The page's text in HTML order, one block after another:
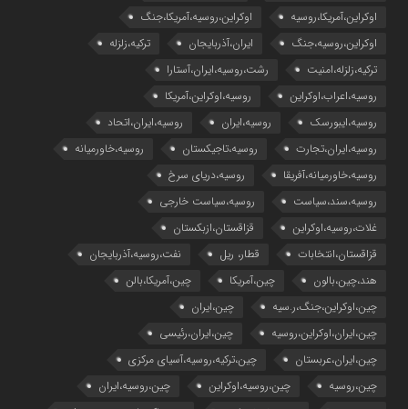
اوکراین،آمریکا،روسیه
اوکراین،روسیه،آمریکا،جنگ
اوکراین،روسیه،جنگ
ایران،آذربایجان
ترکیه،زلزله
ترکیه،زلزله،امنیت
رشت،روسیه،ایران،آستارا
روسیه،اعراب،اوکراین
روسیه،اوکراین،آمریکا
روسیه،ایبورسک
روسیه،ایران
روسیه،ایران،اتحاد
روسیه،ایران،تجارت
روسیه،تاجیکستان
روسیه،خاورمیانه
روسیه،خاورمیانه،آفریقا
روسیه،دریای سرخ
روسیه،سند،سیاست
روسیه،سیاست خارجی
غلات،روسیه،اوکراین
قزاقستان،ازبکستان
قزاقستان،انتخابات
قطار، ریل
نفت،روسیه،آذربایجان
هند،چین،بالون
چین،آمریکا
چین،آمریکا،بالن
چین،اوکراین،جنگ،ر.سیه
چین،ایران
چین،ایران،اوکراین،روسیه
چین،ایران،رئیسی
چین،ایران،عربستان
چین،ترکیه،روسیه،آسیای مرکزی
چین،روسیه
چین،روسیه،اوکراین
چین،روسیه،ایران